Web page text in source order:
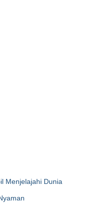
Menjelajahi Dunia